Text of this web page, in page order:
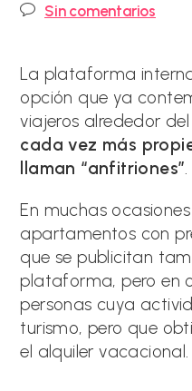
la
Comentarios
Sin comentarios
La plataforma
opción que ya
viajeros alrededor
cada vez más
llaman “anfitriones”.
En muchas
apartamentos con
que se publicitan
plataforma, pero en
personas cuya
turismo, pero que
el alquiler vacacional.